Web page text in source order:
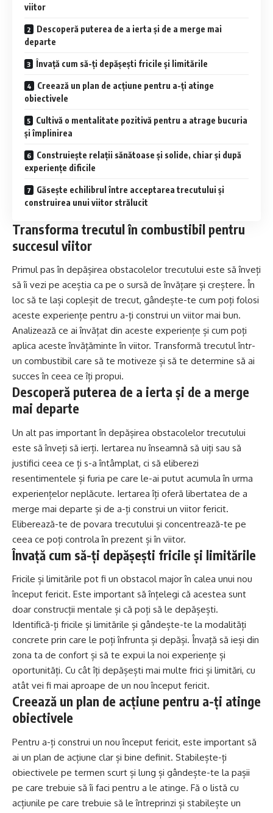
viitor
Descoperă puterea de a ierta și de a merge mai
departe
Învață cum să-ți depășești fricile și limitările
Creează un plan de acțiune pentru a-ți atinge
obiectivele
Cultivă o mentalitate pozitivă pentru a atrage bucuria
și împlinirea
Construiește relații sănătoase și solide, chiar și după
experiențe dificile
Găsește echilibrul între acceptarea trecutului și
construirea unui viitor strălucit
Transforma trecutul în combustibil pentru
succesul viitor
Primul pas în depășirea obstacolelor trecutului este să înveți
să îi vezi pe aceștia ca pe o sursă de învățare și creștere. În
loc să te lași copleșit de trecut, gândește-te cum poți folosi
aceste experiențe pentru a-ți construi un viitor mai bun.
Analizează ce ai învățat din aceste experiențe și cum poți
aplica aceste învățăminte în viitor. Transformă trecutul într-
un combustibil care să te motiveze și să te determine să ai
succes în ceea ce îți propui.
Descoperă puterea de a ierta și de a merge
mai departe
Un alt pas important în depășirea obstacolelor trecutului
este să înveți să ierți. Iertarea nu înseamnă să uiți sau să
justifici ceea ce ți s-a întâmplat, ci să eliberezi
resentimentele și furia pe care le-ai putut acumula în urma
experiențelor neplăcute. Iertarea îți oferă libertatea de a
merge mai departe și de a-ți construi un viitor fericit.
Eliberează-te de povara trecutului și concentrează-te pe
ceea ce poți controla în prezent și în viitor.
Învață cum să-ți depășești fricile și limitările
Fricile și limitările pot fi un obstacol major în calea unui nou
început fericit. Este important să înțelegi că acestea sunt
doar construcții mentale și că poți să le depășești.
Identifică-ți fricile și limitările și gândește-te la modalități
concrete prin care le poți înfrunta și depăși. Învață să ieși din
zona ta de confort și să te expui la noi experiențe și
oportunități. Cu cât îți depășești mai multe frici și limitări, cu
atât vei fi mai aproape de un nou început fericit.
Creează un plan de acțiune pentru a-ți atinge
obiectivele
Pentru a-ți construi un nou început fericit, este important să
ai un plan de acțiune clar și bine definit. Stabilește-ți
obiectivele pe termen scurt și lung și gândește-te la pașii
pe care trebuie să îi faci pentru a le atinge. Fă o listă cu
acțiunile pe care trebuie să le întreprinzi și stabilește un